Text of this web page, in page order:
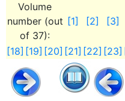
Volume
number (out
of 37):
[1] [2] [3]
[18] [19] [20] [21] [22] [23]